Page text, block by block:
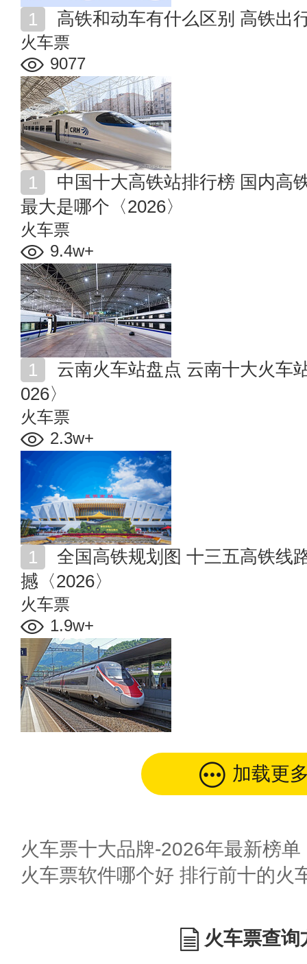
高铁和动车有什么区别 高铁出
火车票
9077
最大是哪个〈2026〉
火车票
9.4w+
026〉
火车票
2.3w+
撼〈2026〉
火车票
1.9w+
加载更
火车票十大品牌-2026年最新榜单
火车票软件哪个好 排行前十的火
火车票查询